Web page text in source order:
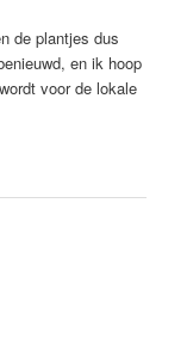
de plantjes dus
en ik hoop
voor de lokale